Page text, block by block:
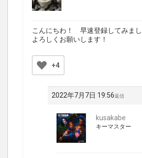
こんにちわ！ 早速登録してみまし
よろしくお願いします！
+4
2022年7月7日 19:56返信
kusakabe
キーマスター